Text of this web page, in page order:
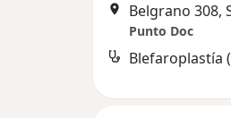
Belgrano 308,
Punto Doc